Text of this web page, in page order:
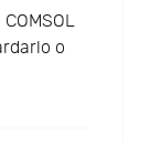
o